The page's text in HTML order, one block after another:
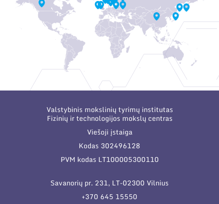
Valstybinis mokslinių tyrimų institutas
Fizinių ir technologijos mokslų centras
Viešoji įstaiga
Kodas 302496128
PVM kodas LT100005300110
Savanorių pr. 231, LT-02300 Vilnius
+370 645 15550